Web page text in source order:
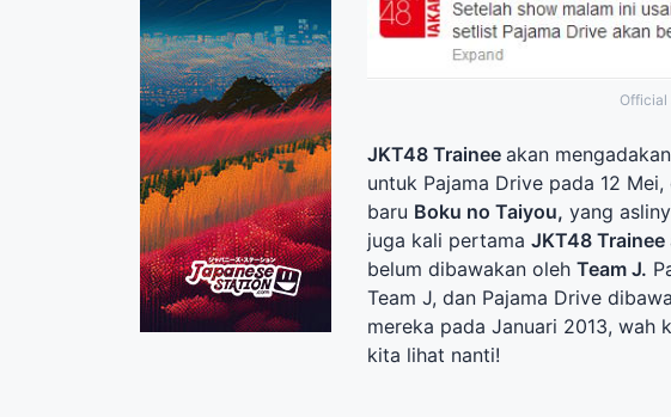
Official
JKT48 Trainee akan
untuk Pajama Drive pada 12
baru Boku no Taiyou, yang
juga kali pertama JKT48 Trainee
belum dibawakan oleh Team J.
Team J, dan Pajama Drive
mereka pada Januari 2013, wah
kita lihat nanti!